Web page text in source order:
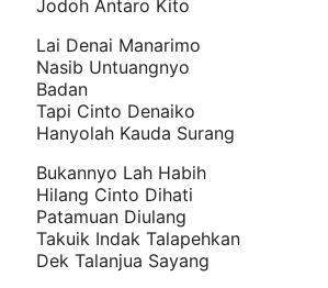
Jodoh Antaro Kito
Lai Denai Manarimo
Nasib Untuangnyo
Badan
Tapi Cinto Denaiko
Hanyolah Kauda Surang
Bukannyo Lah Habih
Hilang Cinto Dihati
Patamuan Diulang
Takuik Indak Talapehkan
Dek Talanjua Sayang